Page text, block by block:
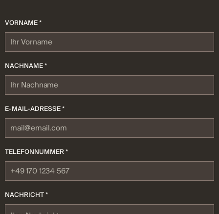
VORNAME *
NACHNAME *
E-MAIL-ADRESSE *
TELEFONNUMMER *
NACHRICHT *